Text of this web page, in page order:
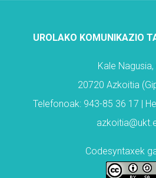
UROLAKO KOMUNIKAZIO
Kale Nagusia,
20720 Azkoitia
Telefonoak: 943-85 36 17 |
Codesyntaxek